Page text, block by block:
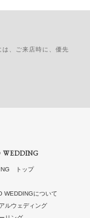
、ご来店時に、優先
WEDDING
トップ
WEDDINGについて
ルウェディング